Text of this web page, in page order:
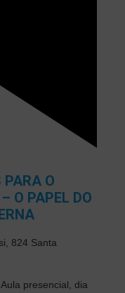
PARA O
O PAPEL DO
824 Santa
presencial, dia